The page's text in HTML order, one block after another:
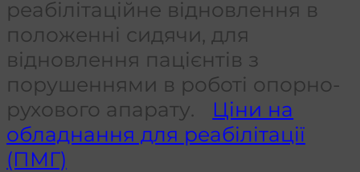
реабілітаційне відновлення в
положенні сидячи, для
відновлення пацієнтів з
порушеннями в роботі опорно-
рухового апарату.
Ціни на
обладнання для реабілітації
(ПМГ)